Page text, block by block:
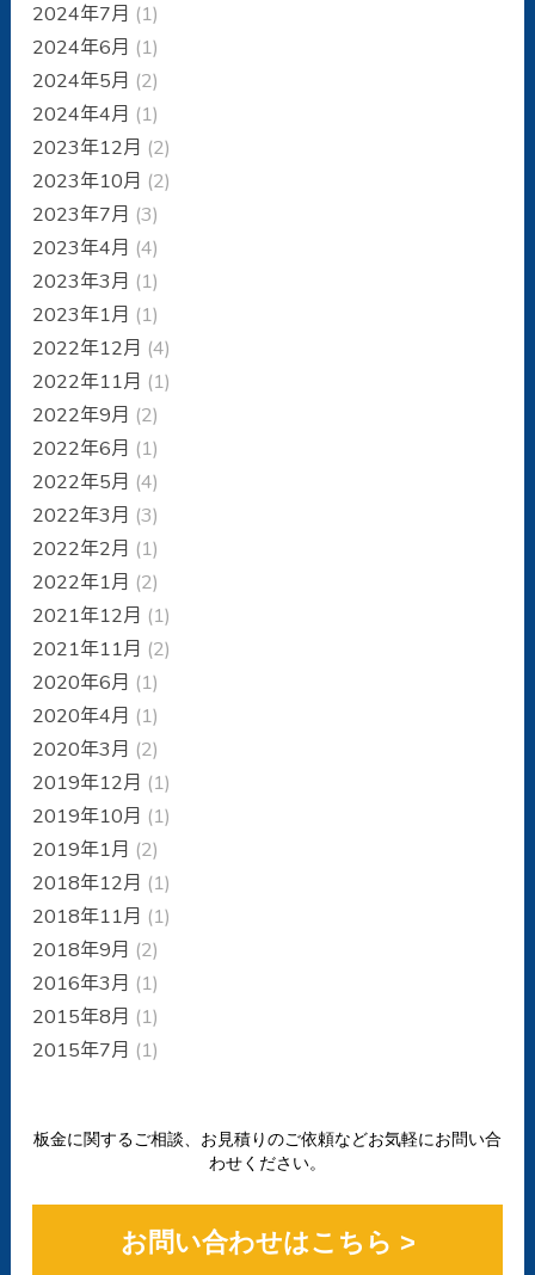
2024年7月 (1)
2024年6月 (1)
2024年5月 (2)
2024年4月 (1)
2023年12月 (2)
2023年10月 (2)
2023年7月 (3)
2023年4月 (4)
2023年3月 (1)
2023年1月 (1)
2022年12月 (4)
2022年11月 (1)
2022年9月 (2)
2022年6月 (1)
2022年5月 (4)
2022年3月 (3)
2022年2月 (1)
2022年1月 (2)
2021年12月 (1)
2021年11月 (2)
2020年6月 (1)
2020年4月 (1)
2020年3月 (2)
2019年12月 (1)
2019年10月 (1)
2019年1月 (2)
2018年12月 (1)
2018年11月 (1)
2018年9月 (2)
2016年3月 (1)
2015年8月 (1)
2015年7月 (1)
板金に関するご相談、お見積りのご依頼などお気軽にお問い合
わせください。
お問い合わせはこちら >